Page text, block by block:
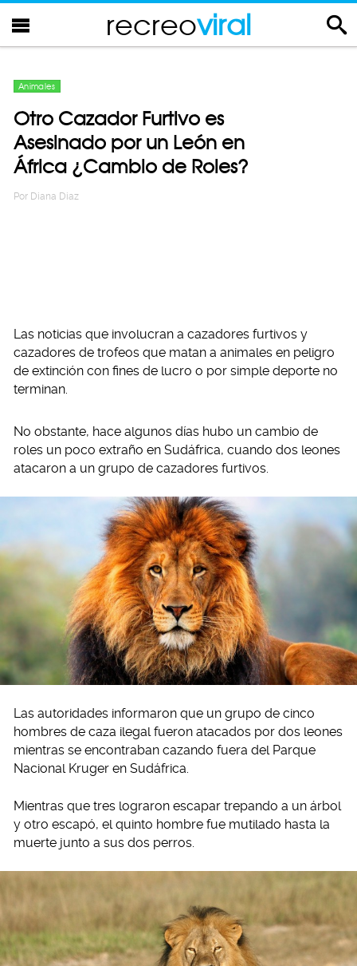
recreoviral
Animales
Otro Cazador Furtivo es
Asesinado por un León en
África ¿Cambio de Roles?
Por Diana Diaz
Las noticias que involucran a cazadores furtivos y
cazadores de trofeos que matan a animales en peligro
de extinción con fines de lucro o por simple deporte no
terminan.
No obstante, hace algunos días hubo un cambio de
roles un poco extraño en Sudáfrica, cuando dos leones
atacaron a un grupo de cazadores furtivos.
Las autoridades informaron que un grupo de cinco
hombres de caza ilegal fueron atacados por dos leones
mientras se encontraban cazando fuera del Parque
Nacional Kruger en Sudáfrica.
Mientras que tres lograron escapar trepando a un árbol
y otro escapó, el quinto hombre fue mutilado hasta la
muerte junto a sus dos perros.